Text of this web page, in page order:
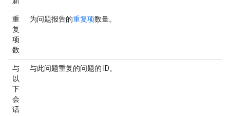
重
复
项
数
为问题报告的重复项数量。
与
以
下
会
话
与此问题重复的问题的 ID。